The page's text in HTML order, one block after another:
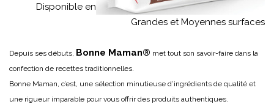
Disponible en
Grandes et Moyennes surfaces
Depuis ses débuts, Bonne Maman® met tout son savoir-faire dans la
confection de recettes traditionnelles.
Bonne Maman, c’est, une sélection minutieuse d’ingrédients de qualité et
une rigueur imparable pour vous offrir des produits authentiques.